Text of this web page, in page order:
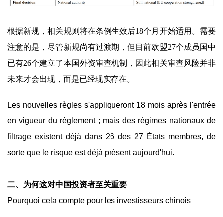
根据新规，相关规则将在条例生效后18个月开始适用。需要
注意的是，尽管新规尚有过渡期，但目前欧盟27个成员国中
已有26个建立了本国外资审查机制，因此相关审查风险并非
未来才会出现，而是已经现实存在。
Les nouvelles règles s'appliqueront 18 mois après l'entrée
en vigueur du règlement ; mais des régimes nationaux de
filtrage existent déjà dans 26 des 27 États membres, de
sorte que le risque est déjà présent aujourd'hui.
二、为何这对中国投资者至关重要
Pourquoi cela compte pour les investisseurs chinois